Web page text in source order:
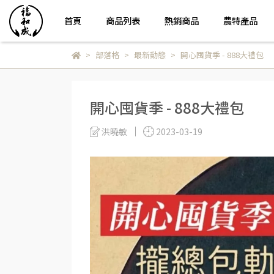
首頁 商品列表 熱銷商品 農特產品
部落格 最新動態 開心囤貨季 - 888大禮包
開心囤貨季 - 888大禮包
洪曉敏 2023-03-19